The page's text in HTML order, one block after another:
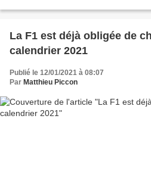
La F1 est déjà obligée de
calendrier 2021
Publié le 12/01/2021 à 08:07
Par Matthieu Piccon